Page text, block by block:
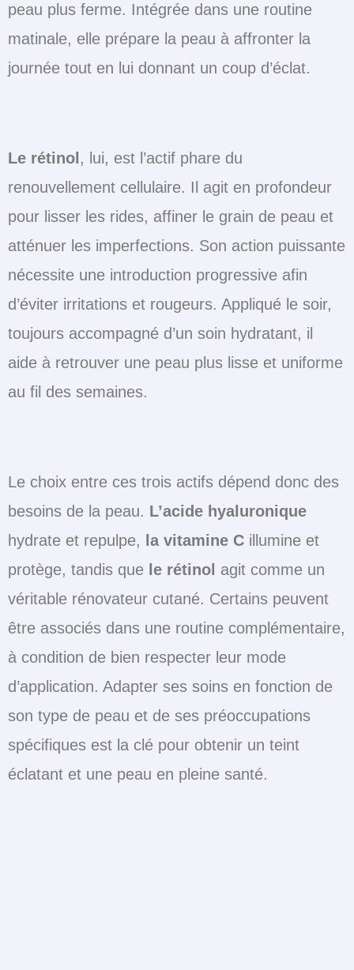
peau plus ferme. Intégrée dans une routine
matinale, elle prépare la peau à affronter la
journée tout en lui donnant un coup d’éclat.
Le rétinol , lui, est l’actif phare du
renouvellement cellulaire. Il agit en profondeur
pour lisser les rides, affiner le grain de peau et
atténuer les imperfections. Son action puissante
nécessite une introduction progressive afin
d’éviter irritations et rougeurs. Appliqué le soir,
toujours accompagné d’un soin hydratant, il
aide à retrouver une peau plus lisse et uniforme
au fil des semaines.
Le choix entre ces trois actifs dépend donc des
besoins de la peau. L’acide hyaluronique
hydrate et repulpe,
la vitamine C illumine et
protège, tandis que le rétinol agit comme un
véritable rénovateur cutané. Certains peuvent
être associés dans une routine complémentaire,
à condition de bien respecter leur mode
d’application. Adapter ses soins en fonction de
son type de peau et de ses préoccupations
spécifiques est la clé pour obtenir un teint
éclatant et une peau en pleine santé.